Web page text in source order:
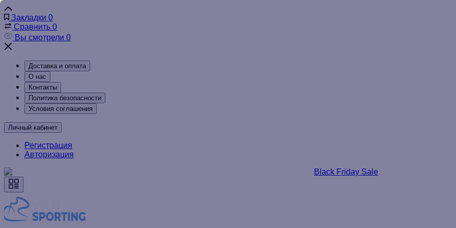
Закладки 0
Сравнить 0
Вы смотрели 0
Доставка и оплата
О нас
Контакты
Политика безопасности
Условия соглашения
Личный кабинет
Регистрация
Авторизация